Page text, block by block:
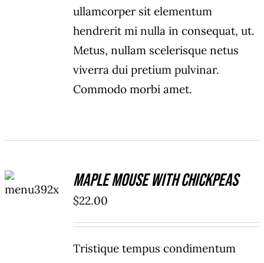
ullamcorper sit elementum
hendrerit mi nulla in consequat, ut.
Metus, nullam scelerisque netus
viverra dui pretium pulvinar.
Commodo morbi amet.
CART
/
Maple Mouse With Chickpeas
$22.00
Tristique tempus condimentum